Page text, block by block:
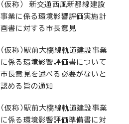
（仮称） 新交通西風新都線建設
事業に係る環境影響評価実施計
画書に対する市長意見
（仮称）駅前大橋線軌道建設事業
に係る環境影響評価書について
市長意見を述べる必要がないと
認める旨の通知
（仮称）駅前大橋線軌道建設事業
に係る環境影響評価準備書に対